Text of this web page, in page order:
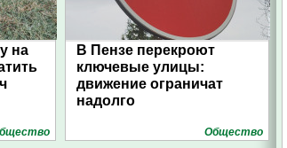
на
В Пензе перекроют
ключевые улицы:
движение ограничат
надолго
Общество